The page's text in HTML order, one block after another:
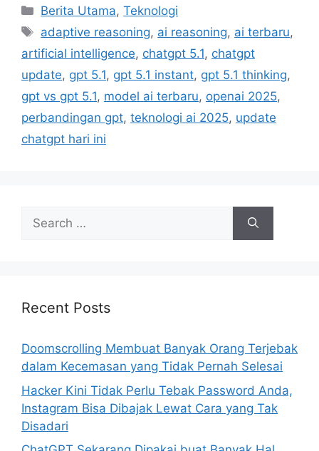
C
a
e
g
o
r
i
Berita Utama,Teknologi
T
a
s
adaptive reasoning, ai reasoning, ai terbaru,
artificial intelligence, chatgpt 5.1, chatgpt
update, gpt 5.1, gpt 5.1 instant, gpt 5.1 thinking,
gpt vs gpt 5.1, model ai terbaru, openai 2025,
perbandingan gpt, teknologi ai 2025, update
chatgpt hari ini
h
r
:
Recent Posts
Doomscrolling Membuat Banyak Orang Terjebak
dalam Kecemasan yang Tidak Pernah Selesai
Hacker Kini Tidak Perlu Tebak Password Anda,
Instagram Bisa Dibajak Lewat Cara yang Tak
Disadari